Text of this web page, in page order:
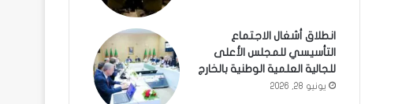
انطلاق أشغال الاجتماع
التأسيسي للمجلس الأعلى
للجالية العلمية الوطنية بالخارج
يونيو 28, 2026